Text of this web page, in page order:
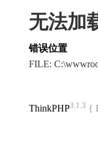
无法加
错误位置
FILE:
ThinkPHP3.1.3 {